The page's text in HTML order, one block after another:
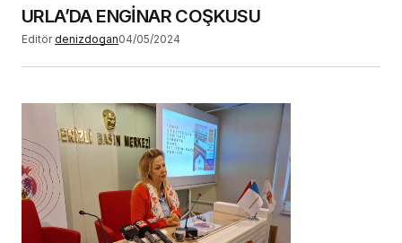
URLA’DA ENGİNAR COŞKUSU
Editör denizdogan04/05/2024